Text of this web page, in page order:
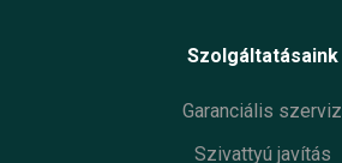
Szolgáltatásaink
Garanciális szerviz
Szivattyú javítás